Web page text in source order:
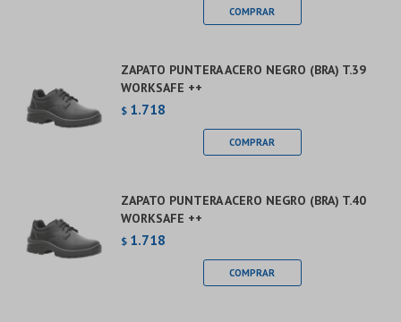
ZAPATO PUNTERA ACERO NEGRO (BRA) T.39
WORKSAFE ++
$ 1.718
ZAPATO PUNTERA ACERO NEGRO (BRA) T.40
WORKSAFE ++
$ 1.718